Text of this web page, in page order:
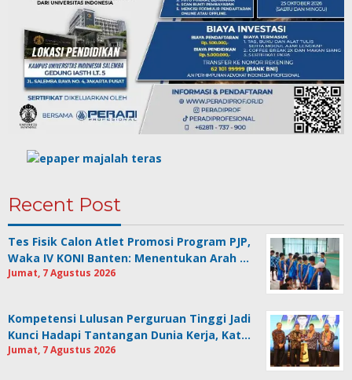
Recent Post
Tes Fisik Calon Atlet Promosi Program PJP,
Waka IV KONI Banten: Menentukan Arah …
Jumat, 7 Agustus 2026
Kompetensi Lulusan Perguruan Tinggi Jadi
Kunci Hadapi Tantangan Dunia Kerja, Kat…
Jumat, 7 Agustus 2026